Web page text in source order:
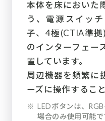
本体を床においた
う、電源スイッ
子、4極(CTIA準
のインターフェー
置しています。
周辺機器を頻繁に
ーズに操作するこ
※ LEDボタンは、
場合のみ使用可能で